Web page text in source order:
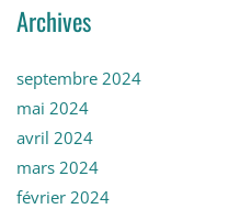
Archives
septembre 2024
mai 2024
avril 2024
mars 2024
février 2024